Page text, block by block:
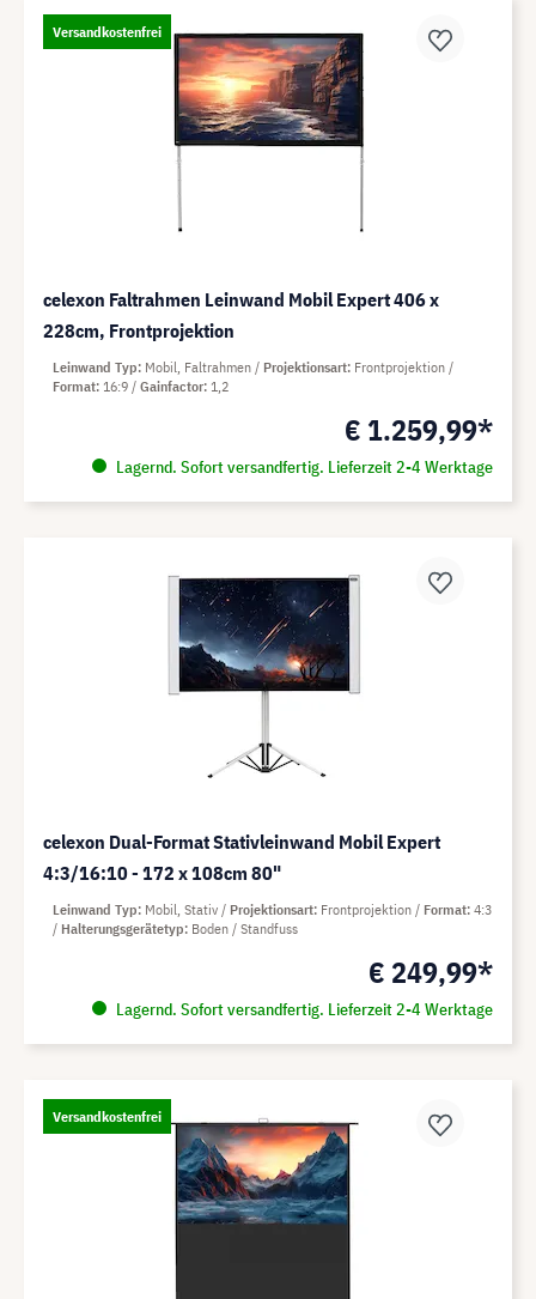
Versandkostenfrei
celexon Faltrahmen Leinwand Mobil Expert 406 x
228cm, Frontprojektion
€ 1.259,99*
Lagernd. Sofort versandfertig. Lieferzeit 2-4 Werktage
Leinwand Typ Mobil, Faltrahmen Projektionsart Frontprojektion
Format 16:9 Gainfactor 1,2
celexon Dual-Format Stativleinwand Mobil Expert
4:3/16:10 - 172 x 108cm 80"
€ 249,99*
Lagernd. Sofort versandfertig. Lieferzeit 2-4 Werktage
Leinwand Typ Mobil, Stativ Projektionsart Frontprojektion Format 4:3
Halterungsgerätetyp Boden / Standfuss
Versandkostenfrei